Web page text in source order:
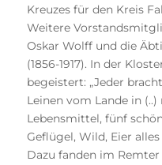
Kreuzes für den Kreis
Weitere
Oskar Wolff und die
(1856-1917). In der
begeistert: „Jeder
Leinen vom Lande in
Lebensmittel, fünf
Geflügel, Wild, Eier
Dazu fanden im